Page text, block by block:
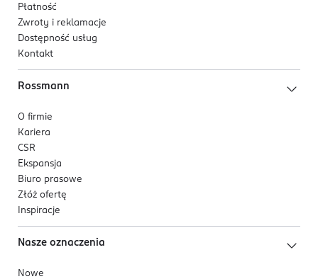
Płatność
Zwroty i reklamacje
Dostępność usług
Kontakt
Rossmann
O firmie
Kariera
CSR
Ekspansja
Biuro prasowe
Złóż ofertę
Inspiracje
Nasze oznaczenia
Nowe